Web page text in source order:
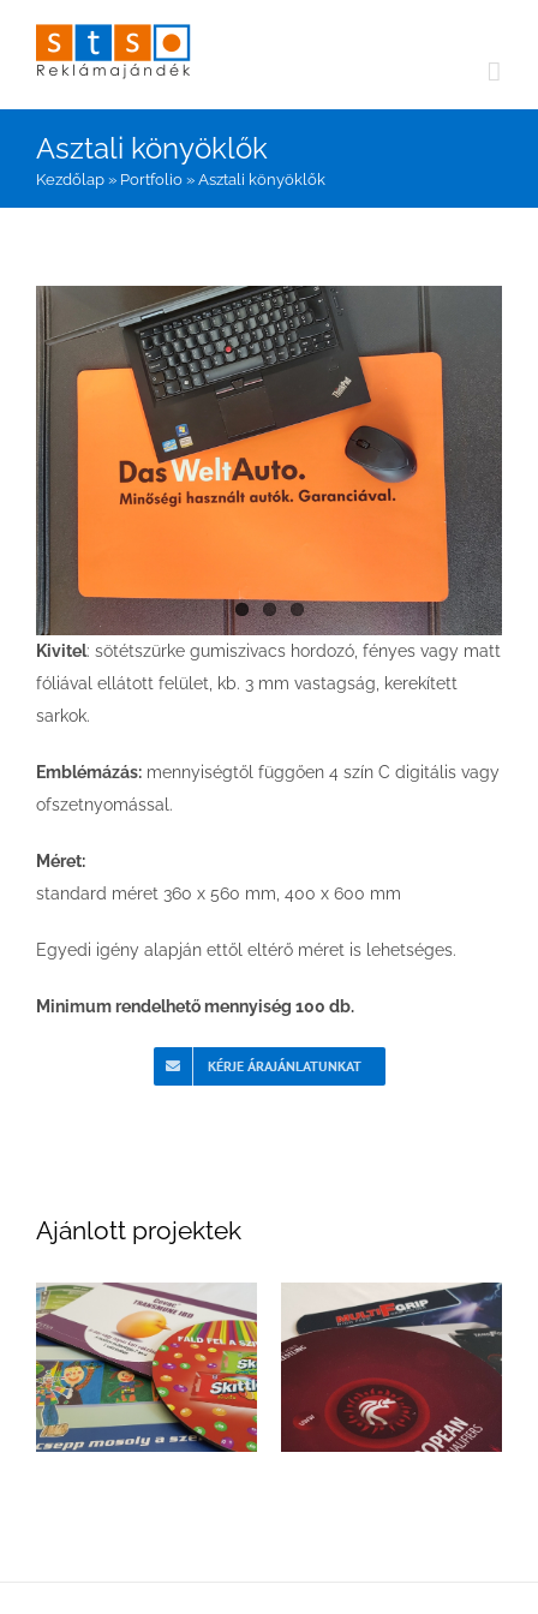
Asztali könyöklők
Kezdőlap » Portfolio » Asztali könyöklők
View
Larger
Image
Kivitel: sötétszürke gumiszivacs hordozó, fényes vagy matt
fóliával ellátott felület, kb. 3 mm vastagság, kerekített
sarkok.
Emblémázás: mennyiségtől függően 4 szín C digitális vagy
ofszetnyomással.
Méret:
standard méret 360 x 560 mm, 400 x 600 mm
Egyedi igény alapján ettől eltérő méret is lehetséges.
Minimum rendelhető mennyiség 100 db.
KÉRJE ÁRAJÁNLATUNKAT
Ajánlott projektek